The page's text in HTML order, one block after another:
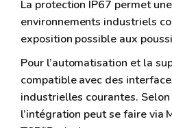
La protection IP67 permet
environnements industriels
exposition possible aux
Pour l’automatisation et la
compatible avec des
industrielles courantes.
l’intégration peut se faire via